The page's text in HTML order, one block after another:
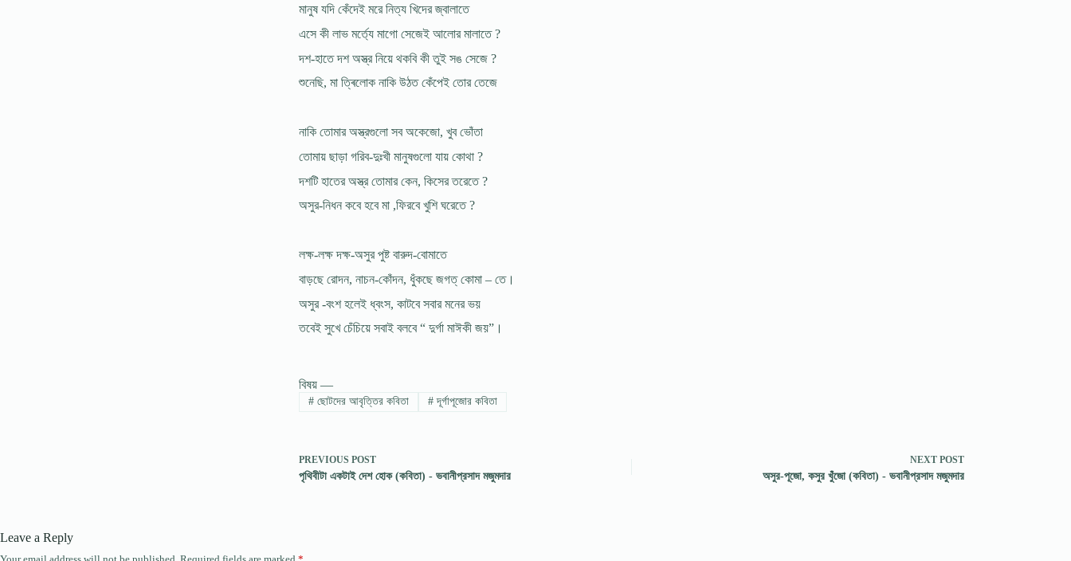
মানুষ যদি কেঁদেই মরে নিত্য খিদের জ্বালাতে
এসে কী লাভ মর্ত্যে মাগো সেজেই আলোর মালাতে ?
দশ-হাতে দশ অস্ত্র নিয়ে থকবি কী তুই সঙ সেজে ?
শুনেছি, মা ত্ৰিলোক নাকি উঠত কেঁপেই তোর তেজে
নাকি তোমার অস্ত্রগুলো সব অকেজো, খুব ভোঁতা
তোমায় ছাড়া গরিব-দুঃখী মানুষগুলো যায় কোথা ?
দশটি হাতের অস্ত্র তোমার কেন, কিসের তরেতে ?
অসুর-নিধন কবে হবে মা ,ফিরবে খুশি ঘরেতে ?
লক্ষ-লক্ষ দক্ষ-অসুর পুষ্ট বারুদ-বোমাতে
বাড়ছে রোদন, নাচন-কোঁদন, ধুঁকছে জগত্ কোমা – তে।
অসুর -বংশ হলেই ধ্বংস, কাটবে সবার মনের ভয়
তবেই সুখে চেঁচিয়ে সবাই বলবে “ দুর্গা মাঈকী জয়”।
বিষয় —
#ছোটদের আবৃত্তির কবিতা #দূর্গাপূজোর কবিতা
PREVIOUS POST
পৃথিবীটা একটাই দেশ হোক (কবিতা) - ভবানীপ্রসাদ মজুমদার
NEXT POST
অসুর-পূজো, কসুর খুঁজো (কবিতা) - ভবানীপ্রসাদ মজুমদার
Leave a Reply